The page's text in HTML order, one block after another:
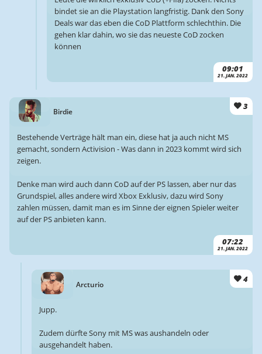
09:01
21. JAN. 2022
bindet sie an die Playstation langfristig. Dank den Sony
Deals war das eben die CoD Plattform schlechthin. Die
gehen klar dahin, wo sie das neueste CoD zocken
können
Birdie
3
07:22
21. JAN. 2022
Bestehende Verträge hält man ein, diese hat ja auch nicht MS
gemacht, sondern Activision - Was dann in 2023 kommt wird sich
zeigen.
Denke man wird auch dann CoD auf der PS lassen, aber nur das
Grundspiel, alles andere wird Xbox Exklusiv, dazu wird Sony
zahlen müssen, damit man es im Sinne der eignen Spieler weiter
auf der PS anbieten kann.
Arcturio
4
Jupp.
Zudem dürfte Sony mit MS was aushandeln oder
ausgehandelt haben.